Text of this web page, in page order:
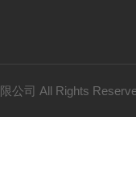
公司 All Rights